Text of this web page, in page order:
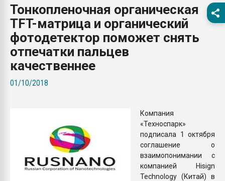
28.07.2026
ситуацией на
Всё, что касается
Тонкопленочная органическая
TFT-матрица и органический
фотодетектор поможет снять
отпечатки пальцев
качественнее
01/10/2018
Компания
«Техноспарк»
подписала 1 октября
соглашение о
взаимопонимании с
компанией Hisign
Technology (Китай) в